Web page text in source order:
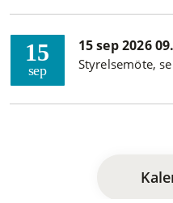
15
sep
15 sep 2026
Styrelsemöte,